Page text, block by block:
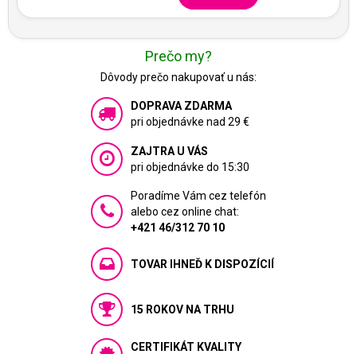
Prečo my?
Dôvody prečo nakupovať u nás:
DOPRAVA ZDARMA
pri objednávke nad 29 €
ZAJTRA U VÁS
pri objednávke do 15:30
Poradíme Vám cez telefón
alebo cez online chat:
+421 46/312 70 10
TOVAR IHNEĎ K DISPOZÍCIÍ
15 ROKOV NA TRHU
CERTIFIKÁT KVALITY